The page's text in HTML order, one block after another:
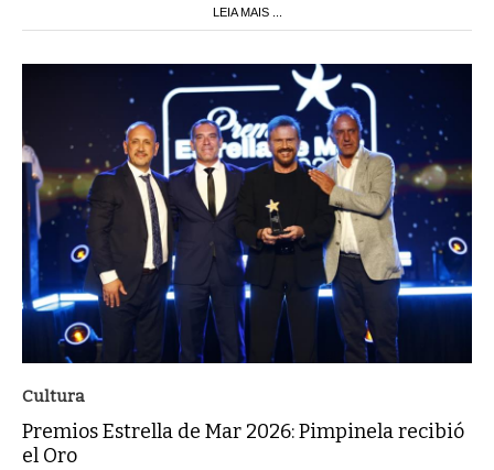
LEIA MAIS ...
Cultura
Premios Estrella de Mar 2026: Pimpinela recibió
el Oro